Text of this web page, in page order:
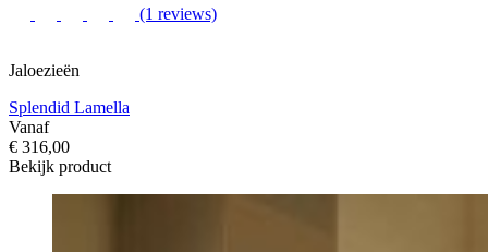
(1 reviews)
Jaloezieën
Splendid Lamella
Vanaf
€ 316,00
Bekijk product